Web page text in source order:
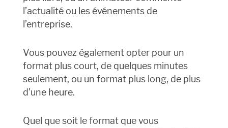
l’actualité ou les événements de
l’entreprise.
Vous pouvez également opter pour un
format plus court, de quelques minutes
seulement, ou un format plus long, de plus
d’une heure.
Quel que soit le format que vous